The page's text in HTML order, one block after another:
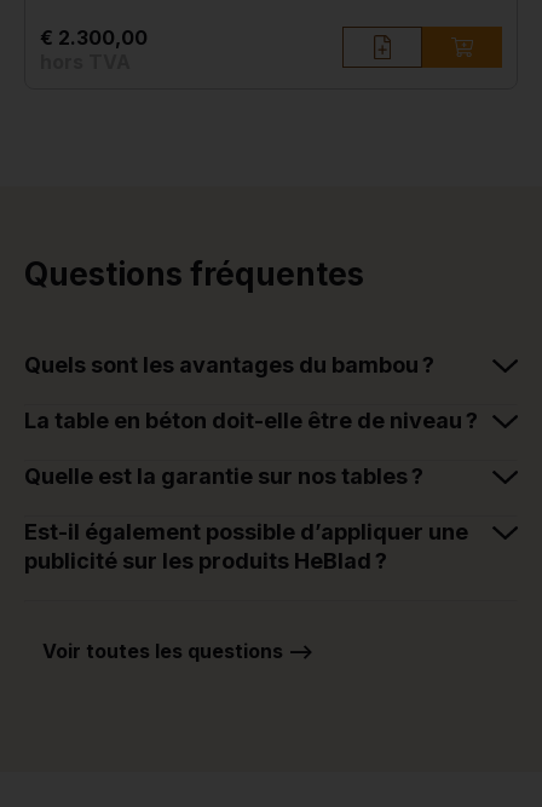
€ 2.300,00
Questions fréquentes
Quels sont les avantages du bambou ?
La table en béton doit-elle être de niveau ?
Quelle est la garantie sur nos tables ?
Est-il également possible d’appliquer une
publicité sur les produits HeBlad ?
Voir toutes les questions -->